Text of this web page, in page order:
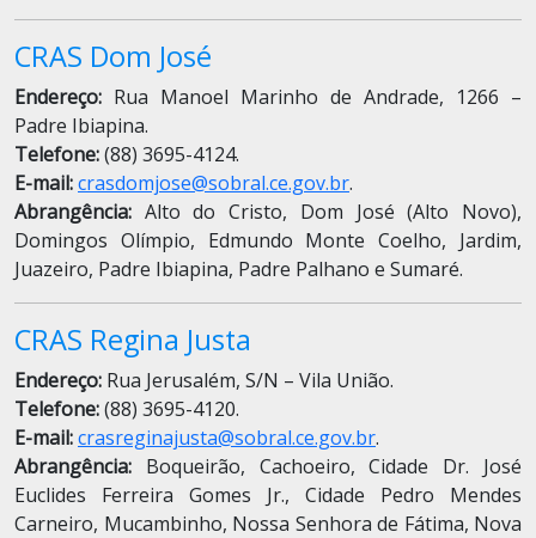
CRAS Dom José
Endereço: Rua Manoel Marinho de Andrade, 1266 –
Padre Ibiapina.
Telefone:(88) 3695-4124.
E-mail:crasdomjose@sobral.ce.gov.br.
Abrangência: Alto do Cristo, Dom José (Alto Novo),
Domingos Olímpio, Edmundo Monte Coelho, Jardim,
Juazeiro, Padre Ibiapina, Padre Palhano e Sumaré.
CRAS Regina Justa
Endereço: Rua Jerusalém, S/N – Vila União.
Telefone:(88) 3695-4120.
E-mail:crasreginajusta@sobral.ce.gov.br.
Abrangência: Boqueirão, Cachoeiro, Cidade Dr. José
Euclides Ferreira Gomes Jr., Cidade Pedro Mendes
Carneiro, Mucambinho, Nossa Senhora de Fátima, Nova